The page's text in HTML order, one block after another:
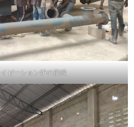
ゼーション炉の接続